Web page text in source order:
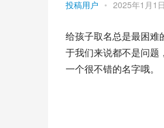
投稿用户 • 2025年1月1
给孩子取名总是最困难
于我们来说都不是问题
一个很不错的名字哦。